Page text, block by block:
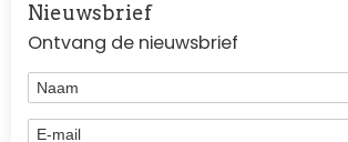
Nieuwsbrief
Ontvang de nieuwsbrief
Naam
E-mail